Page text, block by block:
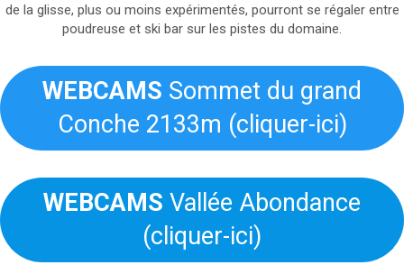
de la glisse, plus ou moins expérimentés, pourront se régaler entre
poudreuse et ski bar sur les pistes du domaine.
WEBCAMS Sommet du grand
Conche 2133m (cliquer-ici)
WEBCAMS Vallée Abondance
(cliquer-ici)